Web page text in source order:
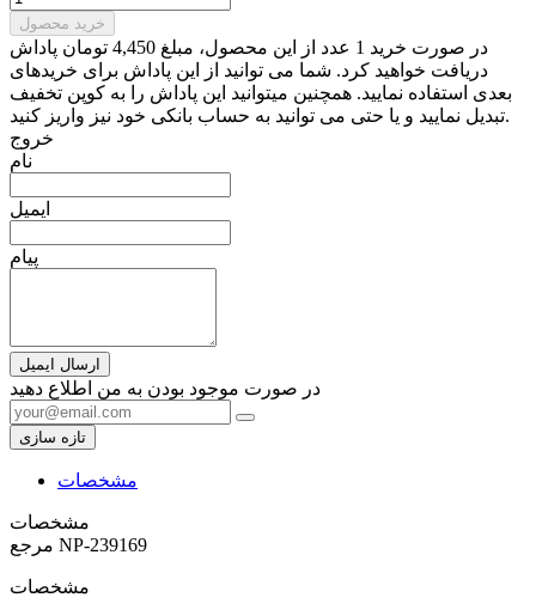
خرید محصول
در صورت خرید 1 عدد از این محصول، مبلغ 4,450 تومان پاداش
دریافت خواهید کرد. شما می توانید از این پاداش برای خریدهای
بعدی استفاده نمایید. همچنین میتوانید این پاداش را به کوپن تخفیف
تبدیل نمایید و یا حتی می توانید به حساب بانکی خود نیز واریز کنید.
خروج
نام
ایمیل
پیام
ارسال ایمیل
در صورت موجود بودن به من اطلاع دهید
مشخصات
مشخصات
NP-239169
مشخصات